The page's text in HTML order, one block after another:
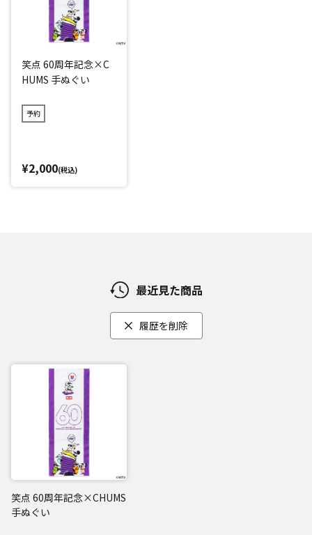
笑点 60周年記念×C
HUMS 手ぬぐい
予約
¥2,000(税込)
最近見た商品
履歴を削除
笑点 60周年記念×CHUMS
手ぬぐい